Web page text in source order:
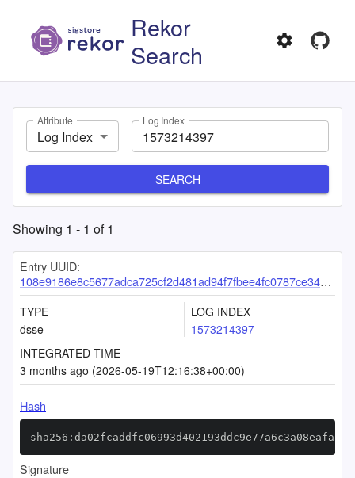
Rekor
Search
Attribute
Log Index
Log Index
SEARCH
Showing 1 - 1 of1
Entry UUID:
108e9186e8c5677adca725cf2d481ad94f7fbee4fc0787ce34a9f4fe2e1157680e88386a36b928c0
TYPE
dsse
LOG INDEX
1573214397
INTEGRATED TIME
3 months ago (2026-05-19T12:16:38+00:00)
Hash
Signature